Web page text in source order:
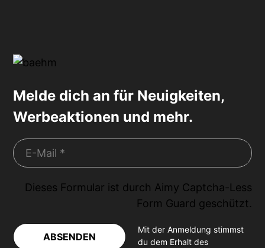
Melde dich an für Neuigkeiten,
Werbeaktionen und mehr.
Dieses Formular ist durch Aimy Captcha-Less
Form Guard geschützt.
ABSENDEN
Mit der Anmeldung stimmst
du dem Erhalt des